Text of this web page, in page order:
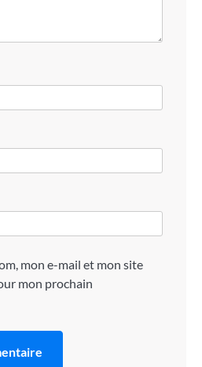
mon e-mail et mon site
mon prochain